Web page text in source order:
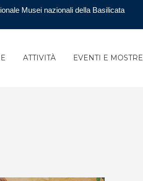
Musei nazionali della Basilicata
ATTIVITÀ EVENTI E MOSTRE